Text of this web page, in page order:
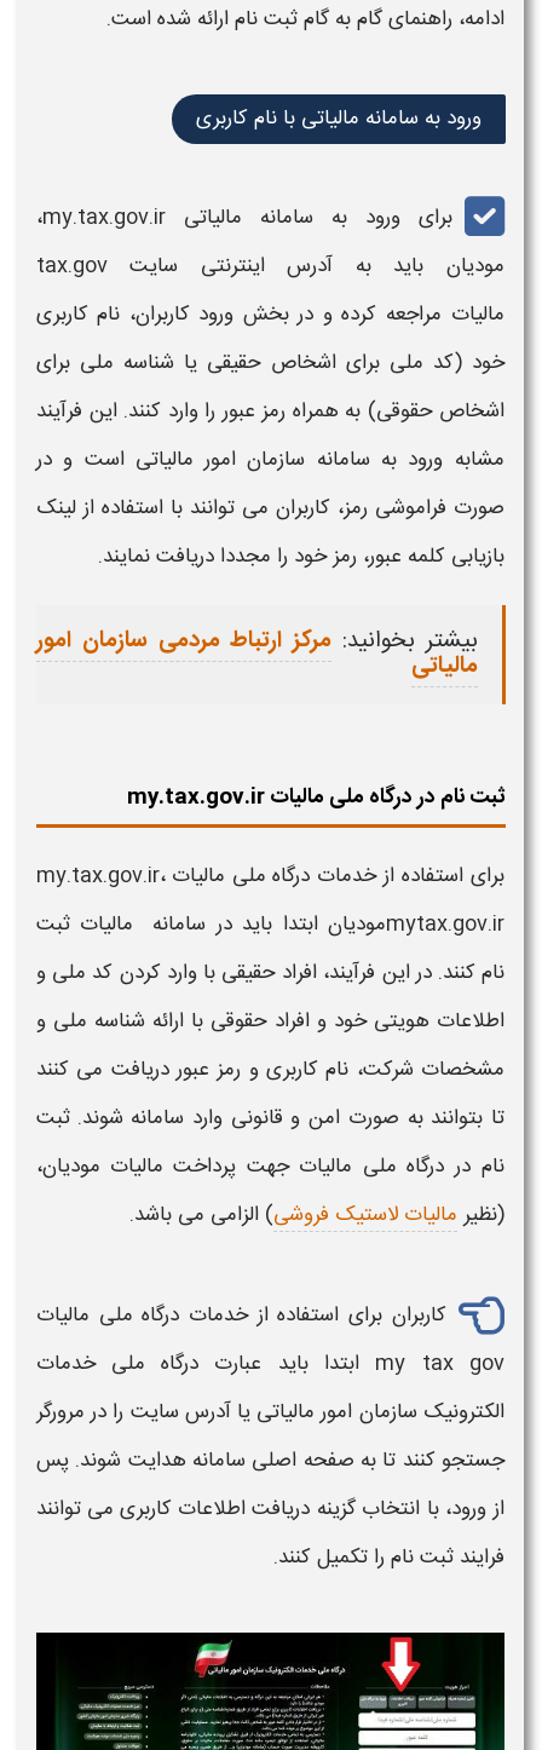
ادامه، راهنمای گام به گام ثبت نام ارائه شده است.
ورود به سامانه مالیاتی با نام کاربری
برای ورود به سامانه مالیاتی
،
مودیان باید به آدرس اینترنتی
سایت tax.gov
مالیات مراجعه کرده و در بخش ورود کاربران، نام کاربری
خود (کد ملی برای اشخاص حقیقی یا شناسه ملی برای
اشخاص حقوقی) به همراه رمز عبور را وارد کنند. این فرآیند
مشابه ورود به سامانه سازمان امور مالیاتی است و در
صورت فراموشی رمز، کاربران می توانند با استفاده از لینک
بازیابی کلمه عبور، رمز خود را مجددا دریافت نمایند.
بیشتر بخوانید: مرکز ارتباط مردمی سازمان امور
مالیاتی
ثبت نام در درگاه ملی مالیات my.tax.gov.ir
برای استفاده از خدمات درگاه ملی مالیات ،
مودیان ابتدا باید در سامانه mytax.gov.ir مالیات ثبت
نام کنند. در این فرآیند، افراد حقیقی با وارد کردن کد ملی و
اطلاعات هویتی خود و افراد حقوقی با ارائه شناسه ملی و
مشخصات شرکت، نام کاربری و رمز عبور دریافت می کنند
تا بتوانند به صورت امن و قانونی وارد سامانه شوند. ثبت
نام در درگاه ملی مالیات جهت پرداخت مالیات مودیان،
(نظیر مالیات لاستیک فروشی) الزامی می باشد.
کاربران برای استفاده از خدمات درگاه ملی مالیات
my tax gov​ ابتدا باید عبارت درگاه ملی خدمات
الکترونیک سازمان امور مالیاتی یا آدرس سایت را در مرورگر
جستجو کنند تا به صفحه اصلی سامانه هدایت شوند. پس
از ورود، با انتخاب گزینه دریافت اطلاعات کاربری می توانند
فرایند ثبت نام را تکمیل کنند.